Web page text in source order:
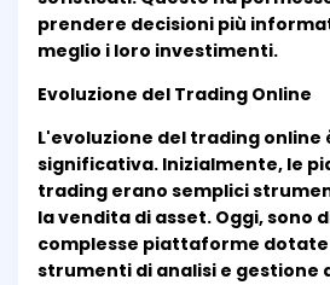
prendere decisioni più
meglio i loro investimenti.
Evoluzione del Trading Online
L'evoluzione del trading online
significativa. Inizialmente, le
trading erano semplici
la vendita di asset. Oggi, sono
complesse piattaforme
strumenti di analisi e gestione